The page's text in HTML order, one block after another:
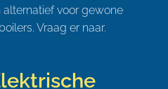
voor gewone
Vraag er naar.